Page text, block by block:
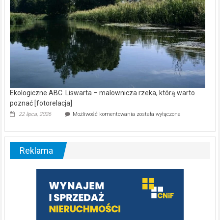
Ekologiczne ABC. Liswarta – malownicza rzeka, którą warto
poznać [fotorelacja]
22 lipca, 2026 Możliwość komentowania Ekologiczne
–
warto
poznać
[fotorelacja]
została wyłączona
Reklama